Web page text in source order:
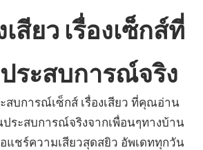
สียว เรื่องเซ็กส์ที่
ระสบการณ์จริง
ะสบการณ์เซ็กส์ เรื่องเสียว ที่คุณอ่าน
ประสบการณ์จริงจากเพื่อนๆทางบ้าน
แชร์ความเสียวสุดสยิว อัพเดททุกวัน